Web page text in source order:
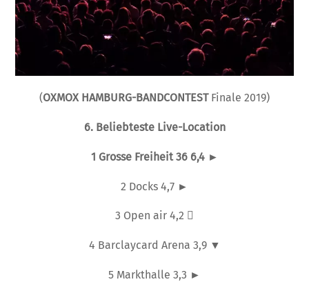
(OXMOX HAMBURG-BANDCONTESTFinale 2019)
6. Beliebteste Live-Location
1 Grosse Freiheit 36 6,4►
2 Docks 4,7 ►
3 Open air 4,2 
4 Barclaycard Arena 3,9 ▼
5 Markthalle 3,3 ►